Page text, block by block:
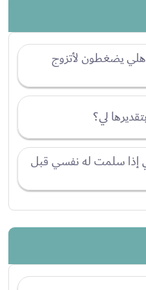
يضغطون لأتزوج
لي؟
إذا سلمت له نفسي قبل